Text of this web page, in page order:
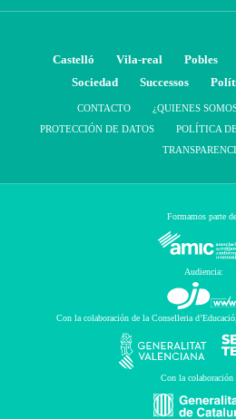
Castelló Vila-real Pobles
Sociedad
Successos
CONTACTO ¿QUIENES
PROTECCIÓN DE DATOS
POLÍTICA
Formamos parte
Audiencia:
Con la colaboración de la Conselleria
Con la colaboración